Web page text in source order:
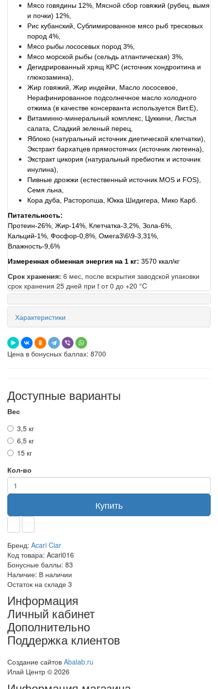
Мясо говядины 12%, Мясной сбор говяжий (рубец, вымя
и почки) 12%,
Рис кубанский, Сублимированное мясо рыб тресковых
пород 4%,
Мясо рыбы лососевых пород 3%,
Мясо морской рыбы (сельдь атлантическая) 3%,
Дегидрированный хрящ КРС (источник хондроитина и
глюкозамина),
Жир говяжий, Жир индейки, Масло лососевое,
Нерафинированное подсолнечное масло холодного
отжима (в качестве консерванта используется Вит.E),
Витаминно-минеральный комплекс, Цуккини, Листья
салата, Сладкий зеленый перец,
Яблоко (натуральный источник диетической клетчатки),
Экстракт бархатцев прямостоячих (источник лютеина),
Экстракт цикория (натуральный пребиотик и источник
инулина),
Пивные дрожжи (естественный источник MOS и FOS),
Семя льна,
Кора дуба, Расторопша, Юкка Шидигера, Мико Карб.
Питательность:
Протеин-26%, Жир-14%, Клетчатка-3,2%, Зола-6%,
Кальций-1%, Фосфор-0,8%, Омега3\6\9-3,31%,
Влажность-9,6%
Измеренная обменная энергия на 1 кг: 3570 ккал/кг
Срок хранения: 6 мес, после вскрытия заводской упаковки
срок хранения 25 дней при t от 0 до +20 °C
Характеристики
Цена в бонусных баллах: 8700
Доступные варианты
Вес
3,5 кг
6,5 кг
15 кг
Кол-во
Купить
Бренд: Acari Ciar
Код товара: Acari016
Бонусные баллы: 83
Наличие: В наличии
Остаток на складе 3
Информация
Личный кабинет
Дополнительно
Поддержка клиентов
Создание сайтов Abalab.ru
Илай Центр © 2026